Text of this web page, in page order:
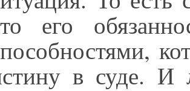
его
в суде. И